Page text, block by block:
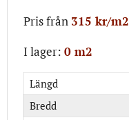
Pris från 315 kr/m2
I lager: 0 m2
Längd
Bredd